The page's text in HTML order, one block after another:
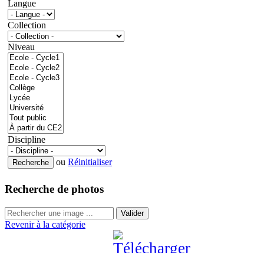
Langue
Collection
Niveau
Discipline
ou Réinitialiser
Recherche de photos
Valider
Revenir à la catégorie